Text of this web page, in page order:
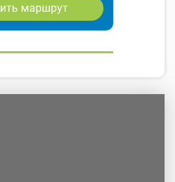
маршрут